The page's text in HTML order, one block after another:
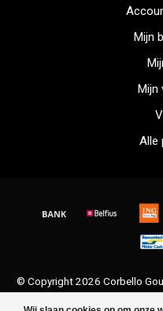
Mijn
Mijn
Alle
© Copyright 2026 Corbello
Lightspeed